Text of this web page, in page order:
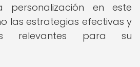
personalización en este
las estrategias efectivas y
relevantes para su